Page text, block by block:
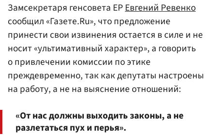
Замсекретаря генсовета ЕРЕвгений Ревенко
сообщил «Газете.Ru», что предложение
принести свои извинения остается в силе и не
носит «ультимативный характер», а говорить
о привлечении комиссии по этике
преждевременно, так как депутаты настроены
на работу, а не на выяснение отношений:
«От нас должны выходить законы, а не
разлетаться пух и перья».